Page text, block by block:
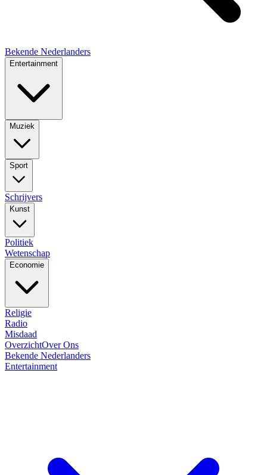
Bekende Nederlanders
Entertainment
Muziek
Sport
Schrijvers
Kunst
Politiek
Wetenschap
Economie
Religie
Radio
Misdaad
OverzichtOver Ons
Bekende Nederlanders
Entertainment